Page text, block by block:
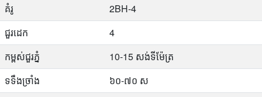
គំរូ
2BH-4
ជួរដេក
4
កម្ពស់​ជួរ​ភ្នំ
10-15 សង់ទីម៉ែត្រ
ទទឹងច្រាំង
៦០-៧០ ស